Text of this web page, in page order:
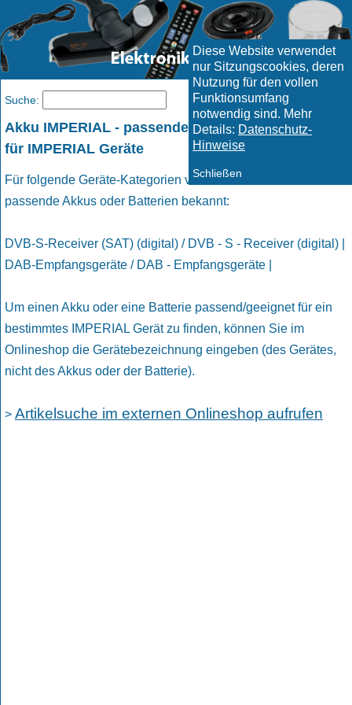
Diese Website verwendet
nur Sitzungscookies, deren
Nutzung für den vollen
Funktionsumfang
notwendig sind. Mehr
Details: Datenschutz-
Hinweise
Schließen
Akku IMPERIAL - passende Akkus und Batterien
für IMPERIAL Geräte
Für folgende Geräte-Kategorien von IMPERIAL sind uns
passende Akkus oder Batterien bekannt:
DVB-S-Receiver (SAT) (digital) / DVB - S - Receiver (digital) |
DAB-Empfangsgeräte / DAB - Empfangsgeräte |
Um einen Akku oder eine Batterie passend/geeignet für ein
bestimmtes IMPERIAL Gerät zu finden, können Sie im
Onlineshop die Gerätebezeichnung eingeben (des Gerätes,
nicht des Akkus oder der Batterie).
> Artikelsuche im externen Onlineshop aufrufen
Suche: